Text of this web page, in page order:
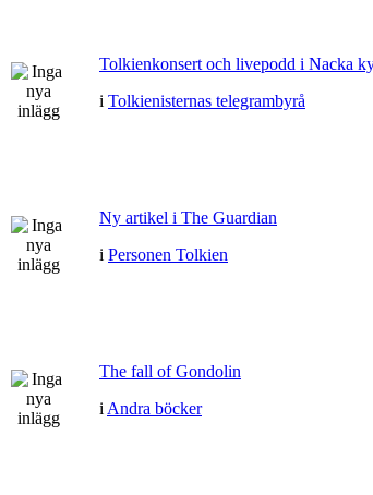
Tolkienkonsert och livepodd i Nacka
i Tolkienisternas telegrambyrå
Ny artikel i The Guardian
i Personen Tolkien
The fall of Gondolin
i Andra böcker